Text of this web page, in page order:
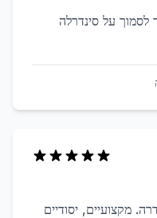
לסמוך על סינדרלה
מקצועיים, יסודיים